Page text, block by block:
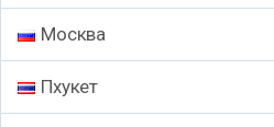
Москва
Пхукет